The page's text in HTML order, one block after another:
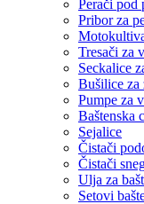
Perači pod
Pribor za
Tresači za
Seckalice
Bušilice za
Pumpe za
Baštenska
Sejalice
Čistači
Čistači
Ulja za
Setovi